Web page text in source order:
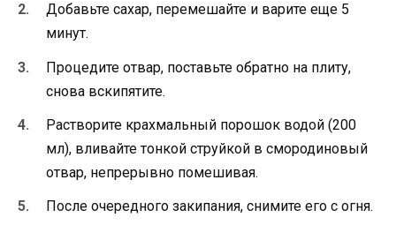
Добавьте сахар, перемешайте и варите еще 5
минут.
Процедите отвар, поставьте обратно на плиту,
снова вскипятите.
Растворите крахмальный порошок водой (200
мл), вливайте тонкой струйкой в смородиновый
отвар, непрерывно помешивая.
После очередного закипания, снимите его с огня.